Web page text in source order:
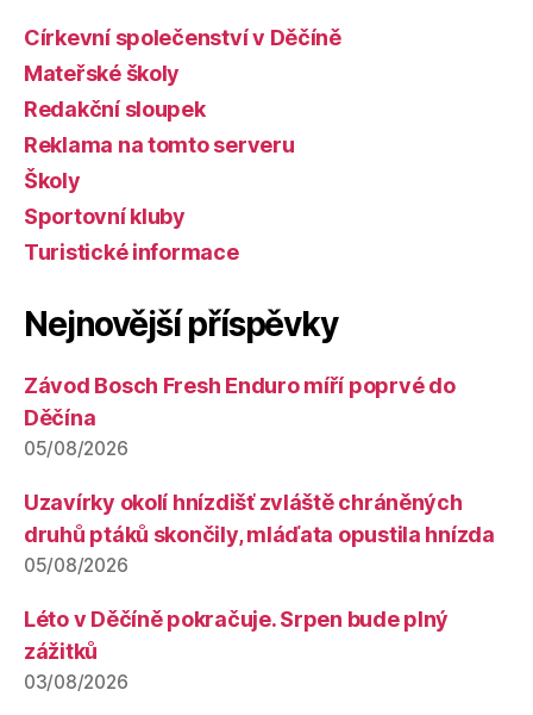
Církevní společenství v Děčíně
Mateřské školy
Redakční sloupek
Reklama na tomto serveru
Školy
Sportovní kluby
Turistické informace
Nejnovější příspěvky
Závod Bosch Fresh Enduro míří poprvé do
Děčína
05/08/2026
Uzavírky okolí hnízdišť zvláště chráněných
druhů ptáků skončily, mláďata opustila hnízda
05/08/2026
Léto v Děčíně pokračuje. Srpen bude plný
zážitků
03/08/2026